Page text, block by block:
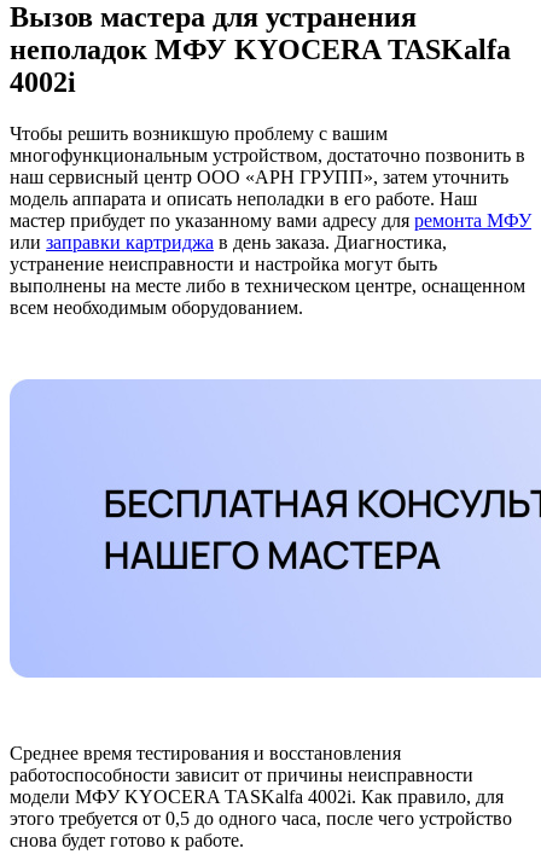
Вызов мастера для устранения
неполадок МФУ KYOCERA TASKalfa
4002i
Чтобы решить возникшую проблему с вашим
многофункциональным устройством, достаточно позвонить в
наш сервисный центр ООО «АРН ГРУПП», затем уточнить
модель аппарата и описать неполадки в его работе. Наш
мастер прибудет по указанному вами адресу для ремонта МФУ
или заправки картриджа в день заказа. Диагностика,
устранение неисправности и настройка могут быть
выполнены на месте либо в техническом центре, оснащенном
всем необходимым оборудованием.
Среднее время тестирования и восстановления
работоспособности зависит от причины неисправности
модели МФУ KYOCERA TASKalfa 4002i. Как правило, для
этого требуется от 0,5 до одного часа, после чего устройство
снова будет готово к работе.